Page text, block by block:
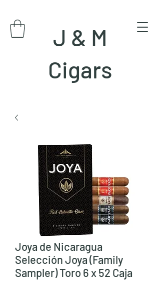
J & M
Cigars
Joya de Nicaragua
Selección Joya (Family
Sampler) Toro 6 x 52 Caja